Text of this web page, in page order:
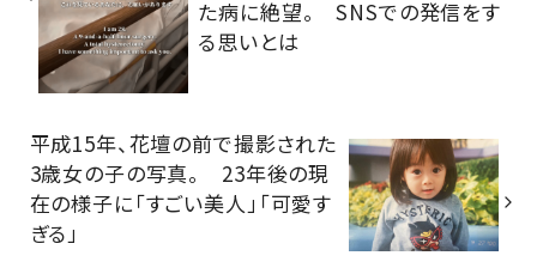
た病に絶望。 SNSでの発信をす
る思いとは
平成15年、花壇の前で撮影された
3歳女の子の写真。 23年後の現
在の様子に「すごい美人」「可愛す
ぎる」